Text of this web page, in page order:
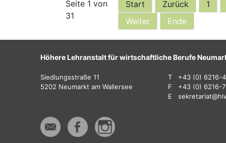
Seite 1 von
31
Start Zurück
1
Weiter
Ende
Höhere Lehranstalt für wirtschaftliche Berufe
Siedlungsstraße 11
5202 Neumarkt am Wallersee
T
+43 (0) 6216-
F
+43 (0) 6216-
E